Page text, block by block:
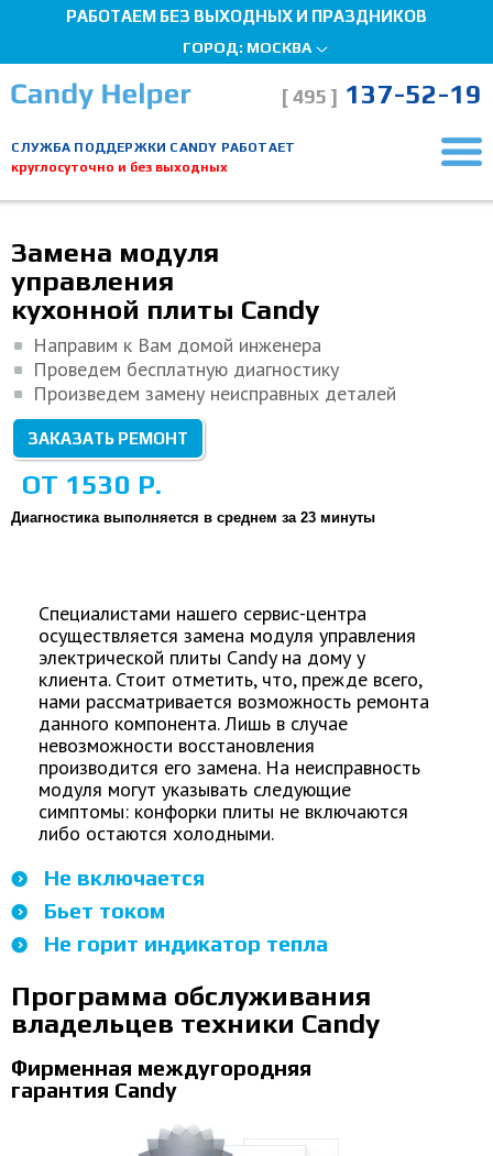
РАБОТАЕМ БЕЗ ВЫХОДНЫХ И ПРАЗДНИКОВ
ГОРОД: МОСКВА
СЛУЖБА ПОДДЕРЖКИ CANDY РАБОТАЕТ
круглосуточно и без выходных
[ 495 ] 137-52-19
Замена модуля управления
Замена модуля
управления
кухонной плиты Candy
Направим к Вам домой инженера
Проведем бесплатную диагностику
Произведем замену неисправных деталей
ЗАКАЗАТЬ РЕМОНТ
ОТ 1530 Р.
Диагностика выполняется в среднем за 23 минуты
Специалистами нашего сервис-центра
осуществляется замена модуля управления
электрической плиты Candy на дому у
клиента. Стоит отметить, что, прежде всего,
нами рассматривается возможность ремонта
данного компонента. Лишь в случае
невозможности восстановления
производится его замена. На неисправность
модуля могут указывать следующие
симптомы: конфорки плиты не включаются
либо остаются холодными.
Не включается
Бьет током
Не горит индикатор тепла
Программа обслуживания
владельцев техники Candy
Фирменная междугородняя
гарантия Candy